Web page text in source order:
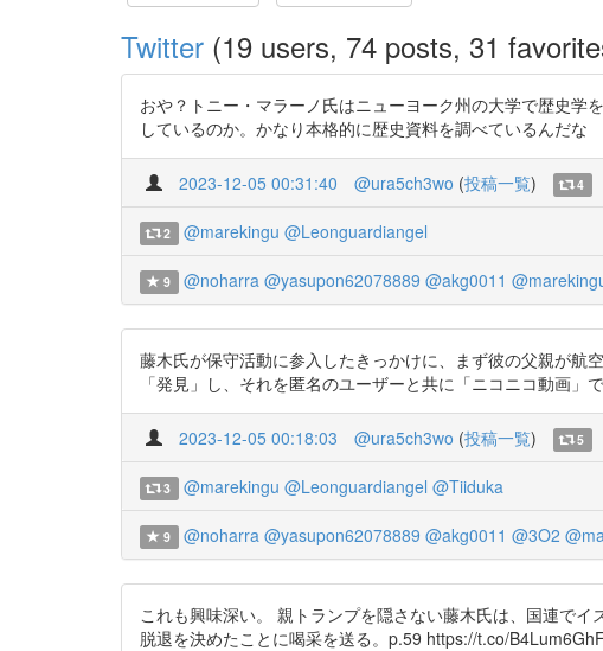
Twitter (19 users, 74 posts, 31
おや？トニー・マラーノ氏はニューヨーク州の大学で歴史
しているのか。かなり本格的に歴史資料を調べているんだな
2023-12-05 00:31:40 @ura5ch3wo (投稿一覧) 4
2 @marekingu @Leonguardiangel
9 @noharra @yasupon62078889 @akg0011
藤木氏が保守活動に参入したきっかけに、まず彼の父親が航
「発見」し、それを匿名のユーザーと共に「ニコニコ動画
2023-12-05 00:18:03 @ura5ch3wo (投稿一覧) 5
3 @marekingu @Leonguardiangel @Tiiduka
9 @noharra @yasupon62078889 @akg0011 @3O2
これも興味深い。 親トランプを隠さない藤木氏は、国連で
脱退を決めたことに喝采を送る。p.59 https://t.co/